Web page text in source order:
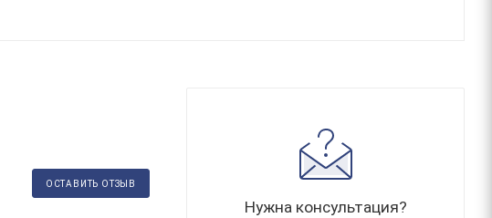
ОСТАВИТЬ ОТЗЫВ
Нужна консультация?